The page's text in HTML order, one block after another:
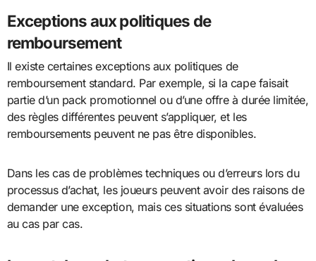
Exceptions aux politiques de
remboursement
Il existe certaines exceptions aux politiques de
remboursement standard. Par exemple, si la cape faisait
partie d’un pack promotionnel ou d’une offre à durée limitée,
des règles différentes peuvent s’appliquer, et les
remboursements peuvent ne pas être disponibles.
Dans les cas de problèmes techniques ou d’erreurs lors du
processus d’achat, les joueurs peuvent avoir des raisons de
demander une exception, mais ces situations sont évaluées
au cas par cas.